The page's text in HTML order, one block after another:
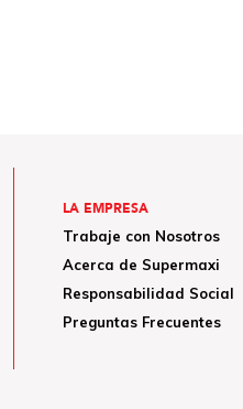
LA EMPRESA
Trabaje con Nosotros
Acerca de Supermaxi
Responsabilidad Social
Preguntas Frecuentes